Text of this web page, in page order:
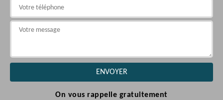
On vous rappelle gratuitement